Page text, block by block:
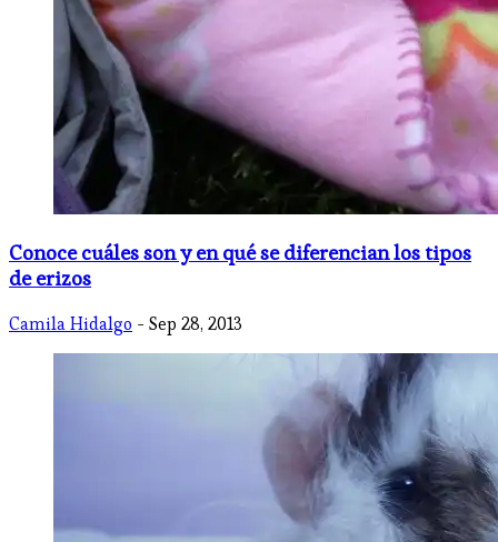
Conoce cuáles son y en qué se diferencian los tipos
de erizos
Camila Hidalgo - Sep 28, 2013